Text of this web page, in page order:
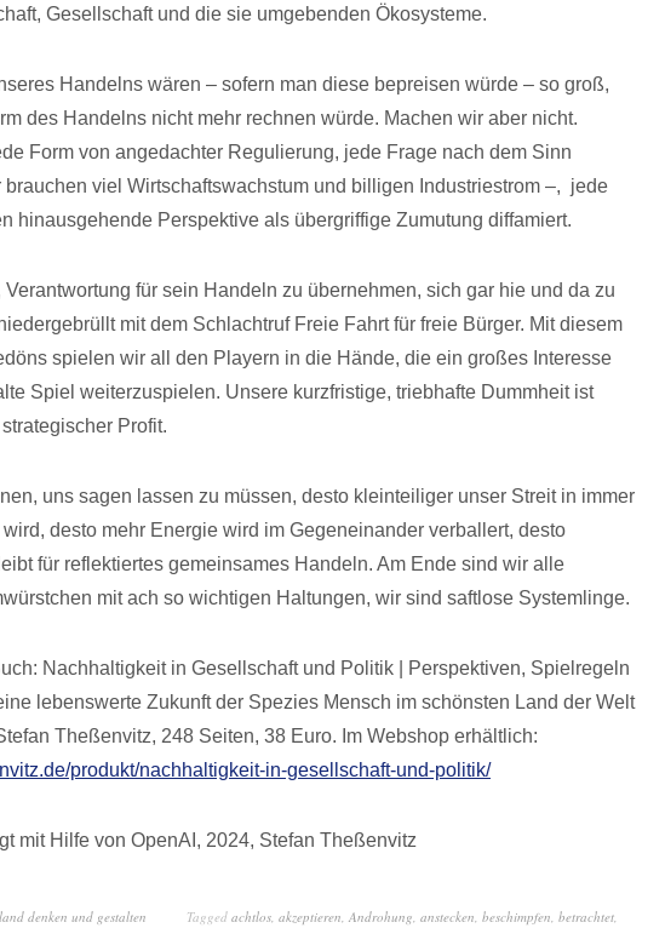
Gesellschaft und die sie umgebenden Ökosysteme.
Handelns wären – sofern man diese bepreisen würde – so groß,
des Handelns nicht mehr rechnen würde. Machen wir aber nicht.
Form von angedachter Regulierung, jede Frage nach dem Sinn
brauchen viel Wirtschaftswachstum und billigen Industriestrom –, jede
hinausgehende Perspektive als übergriffige Zumutung diffamiert.
Verantwortung für sein Handeln zu übernehmen, sich gar hie und da zu
mit dem Schlachtruf Freie Fahrt für freie Bürger. Mit diesem
spielen wir all den Playern in die Hände, die ein großes Interesse
Spiel weiterzuspielen. Unsere kurzfristige, triebhafte Dummheit ist
Profit.
uns sagen lassen zu müssen, desto kleinteiliger unser Streit in immer
desto mehr Energie wird im Gegeneinander verballert, desto
für reflektiertes gemeinsames Handeln. Am Ende sind wir alle
mit ach so wichtigen Haltungen, wir sind saftlose Systemlinge.
Nachhaltigkeit in Gesellschaft und Politik | Perspektiven, Spielregeln
lebenswerte Zukunft der Spezies Mensch im schönsten Land der Welt
Theßenvitz, 248 Seiten, 38 Euro. Im Webshop erhältlich:
produkt/nachhaltigkeit-in-gesellschaft-und-politik/
mit Hilfe von OpenAI, 2024, Stefan Theßenvitz
denken und gestalten Tagged achtlos, akzeptieren, Androhung, anstecken, beschimpfen, betrachtet,